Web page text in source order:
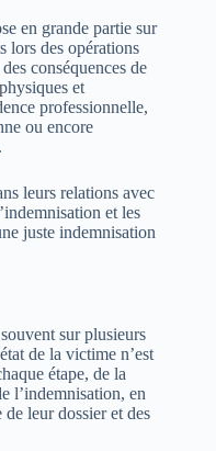
en grande partie sur
lors des opérations
conséquences de
et
professionnelle,
ou encore
leurs relations avec
et les
juste indemnisation
sur plusieurs
de la victime n’est
étape, de la
l’indemnisation, en
leur dossier et des